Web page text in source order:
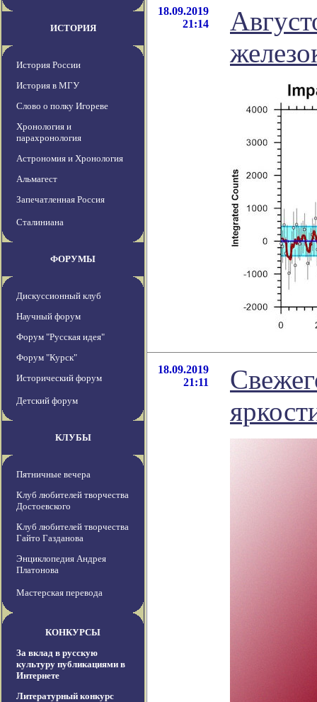
ИСТОРИЯ
История России
История в МГУ
Слово о полку Игореве
Хронология и
парахронология
Астрономия и Хронология
Альмагест
Запечатленная Россия
Сталиниана
ФОРУМЫ
Дискуссионный клуб
Научный форум
Форум "Русская идея"
Форум "Курск"
Исторический форум
Детский форум
КЛУБЫ
Пятничные вечера
Клуб любителей творчества
Достоевского
Клуб любителей творчества
Гайто Газданова
Энциклопедия Андрея
Платонова
Мастерская перевода
КОНКУРСЫ
За вклад в русскую
культуру публикациями в
Интернете
Литературный конкурс
18.09.2019
21:14
18.09.2019
21:11